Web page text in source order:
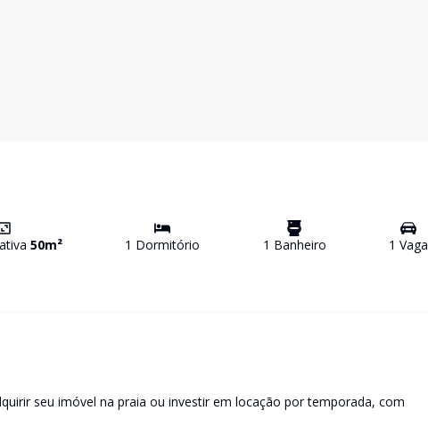
50m² 1 Dormitório 1 Banheiro 1 Vaga
seu imóvel na praia ou investir em locação por temporada, com